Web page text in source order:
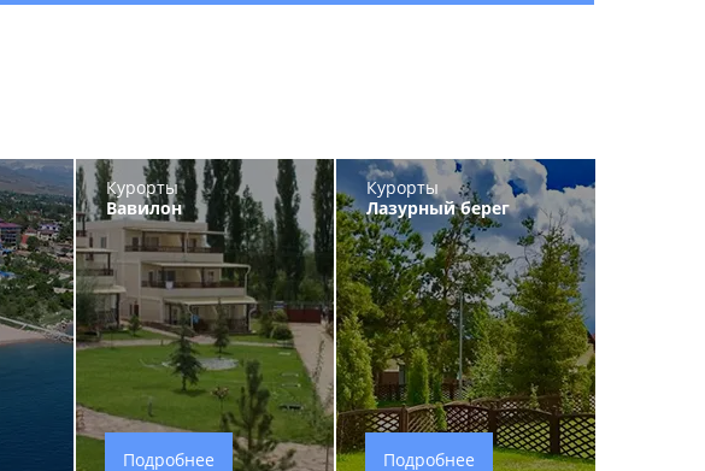
Курорты
Вавилон
Подробнее
Курорты
Лазурный берег
Подробнее